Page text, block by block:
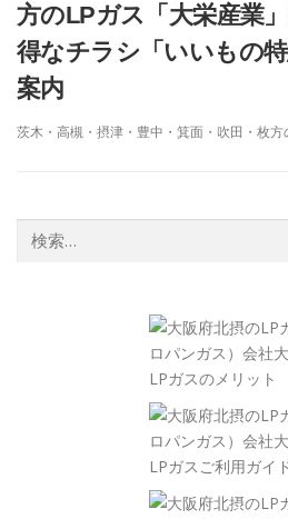
方のLPガス「大栄産業
得なチラシ「いいもの
案内
茨木・高槻・摂津・豊中・箕面・吹田・枚
索: